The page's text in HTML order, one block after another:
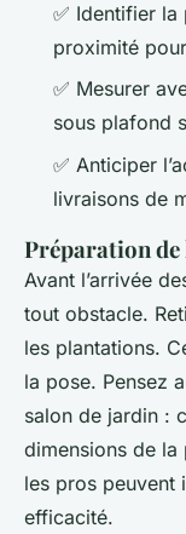
✅ Identifier la
proximité
✅ Mesurer
sous plafond
✅ Anticiper
livraisons de
Préparation
Avant l’arrivée
tout obstacle.
les plantations.
la pose. Pensez
salon de jardin :
dimensions de la
les pros peuvent
efficacité.